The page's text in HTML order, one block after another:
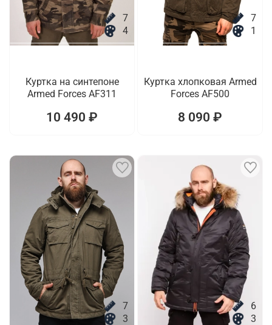
7
4
Куртка на синтепоне
Armed Forces AF311
10 490 ₽
7
1
Куртка хлопковая Armed
Forces AF500
8 090 ₽
7
3
6
3